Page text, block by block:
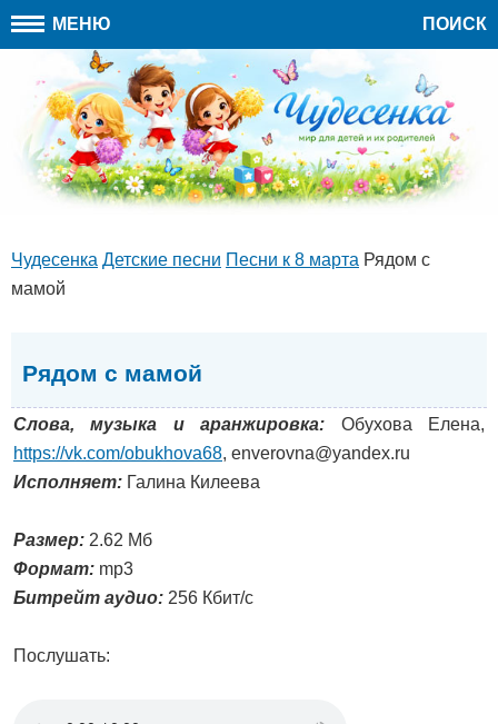
МЕНЮ ПОИСК
Чудесенка Детские песни Песни к 8 марта Рядом с
мамой
Рядом с мамой
Слова, музыка и аранжировка: Обухова Елена,
https://vk.com/obukhova68, enverovna@yandex.ru
Исполняет: Галина Килеева
Размер: 2.62 Мб
Формат: mp3
Битрейт аудио: 256 Кбит/с
Послушать: